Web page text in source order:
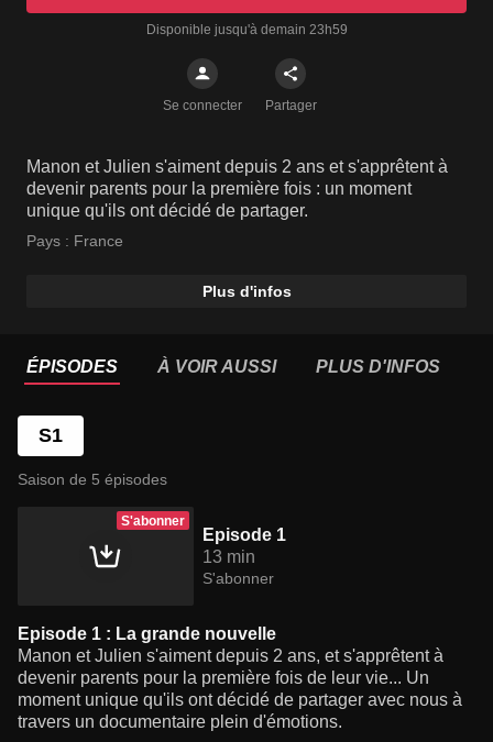
Disponible jusqu'à demain 23h59
Se connecter Partager
Manon et Julien s'aiment depuis 2 ans et s'apprêtent à
devenir parents pour la première fois : un moment
unique qu'ils ont décidé de partager.
Pays : France
Plus d'infos
ÉPISODES À VOIR AUSSI PLUS D'INFOS
S1
Saison de 5 épisodes
S'abonner
Episode 1
13 min
S'abonner
Episode 1 : La grande nouvelle
Manon et Julien s'aiment depuis 2 ans, et s'apprêtent à
devenir parents pour la première fois de leur vie... Un
moment unique qu'ils ont décidé de partager avec nous à
travers un documentaire plein d'émotions.